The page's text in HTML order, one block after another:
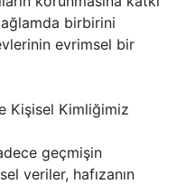
birbirini
evrimsel bir
Kişisel Kimliğimiz
geçmişin
veriler, hafızanın